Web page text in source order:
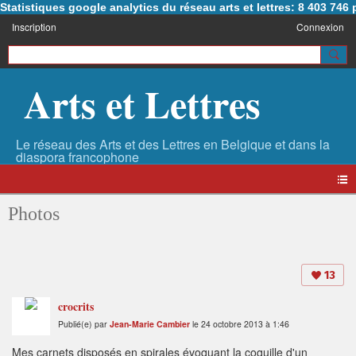
Statistiques google analytics du réseau arts et lettres: 8 403 746
Inscription Connexion
Arts et Lettres
Photos
13
crocrits
Publié(e) par Jean-Marie Cambier le 24 octobre 2013 à 1:46
Mes carnets disposés en spirales évoquant la coquille d'un